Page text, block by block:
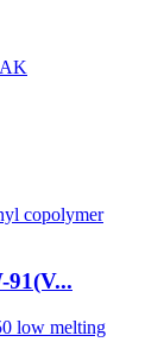
91(V...